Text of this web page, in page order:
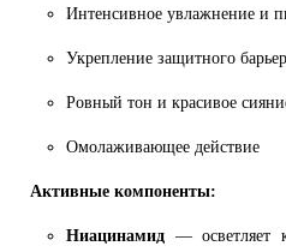
Интенсивное увлажнение и
Укрепление защитного
Ровный тон и красивое
Омолаживающее действие
Активные компоненты:
Ниацинамид — осветляет